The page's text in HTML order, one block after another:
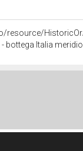
resource/
bottega Italia